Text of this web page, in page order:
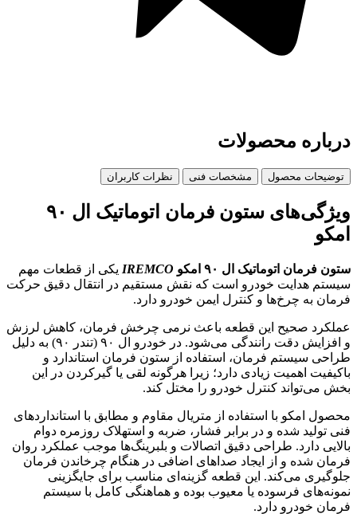
محصولات
محصول مشخصات فنی نظرات کاربران
ویژگی‌های ستون فرمان اتوماتیک ال ۹۰
اتوماتیک ال ۹۰ امکو IREMCO یکی از قطعات مهم
خودرو است که نقش مستقیم در انتقال دقیق حرکت
چرخ‌ها و کنترل ایمن خودرو دارد.
صحیح این قطعه باعث نرمی چرخش فرمان، کاهش لرزش
و افزایش دقت رانندگی می‌شود. در خودرو ال ۹۰ (تندر ۹۰) به دلیل
فرمان، استفاده از ستون فرمان استاندارد و
زیادی دارد؛ زیرا هرگونه لقی یا گیرکردن در این
کنترل خودرو را مختل کند.
با استفاده از متریال مقاوم و مطابق با استانداردهای
شده و در برابر فشار، ضربه و استهلاک روزمره دوام
طراحی دقیق اتصالات و بلبرینگ‌ها موجب عملکرد روان
و از ایجاد صداهای اضافی در هنگام چرخاندن فرمان
می‌کند. این قطعه گزینه‌ای مناسب برای جایگزینی
فرسوده یا معیوب بوده و هماهنگی کامل با سیستم
دارد.